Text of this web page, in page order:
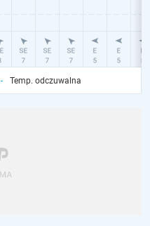
Temp. odczuwalna